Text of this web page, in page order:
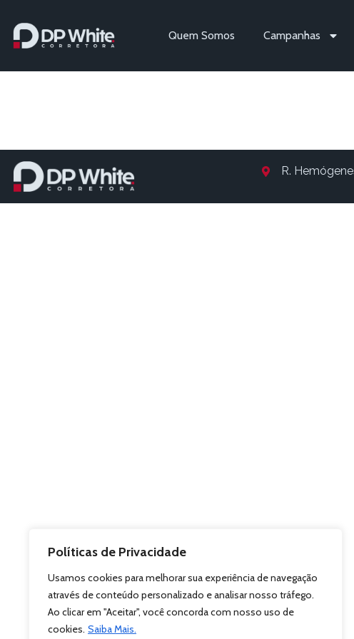
Políticas de Privacidade
Usamos cookies para melhorar sua experiência de navegação
através de conteúdo personalizado e analisar nosso tráfego.
Ao clicar em "Aceitar", você concorda com nosso uso de
cookies. Saiba Mais.
Quem Somos Campanhas
R.